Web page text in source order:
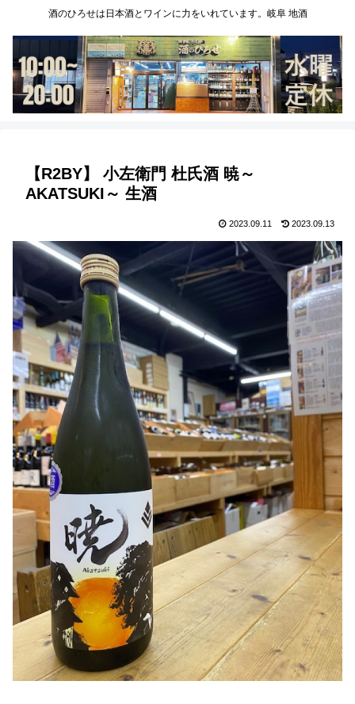
酒のひろせは日本酒とワインに力をいれています。岐阜 地酒
【R2BY】 小左衛門 杜氏酒 暁～
AKATSUKI～ 生酒
2023.09.11 2023.09.13